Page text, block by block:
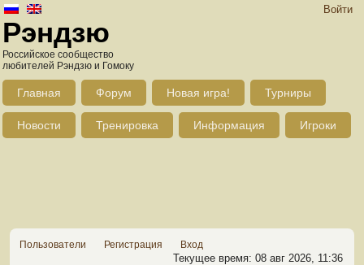
Войти
Рэндзю
Российское сообщество
любителей Рэндзю и Гомоку
Главная Форум Новая игра! Турниры
Новости Тренировка Информация Игроки
Пользователи Регистрация Вход
Текущее время: 08 авг 2026, 11:36